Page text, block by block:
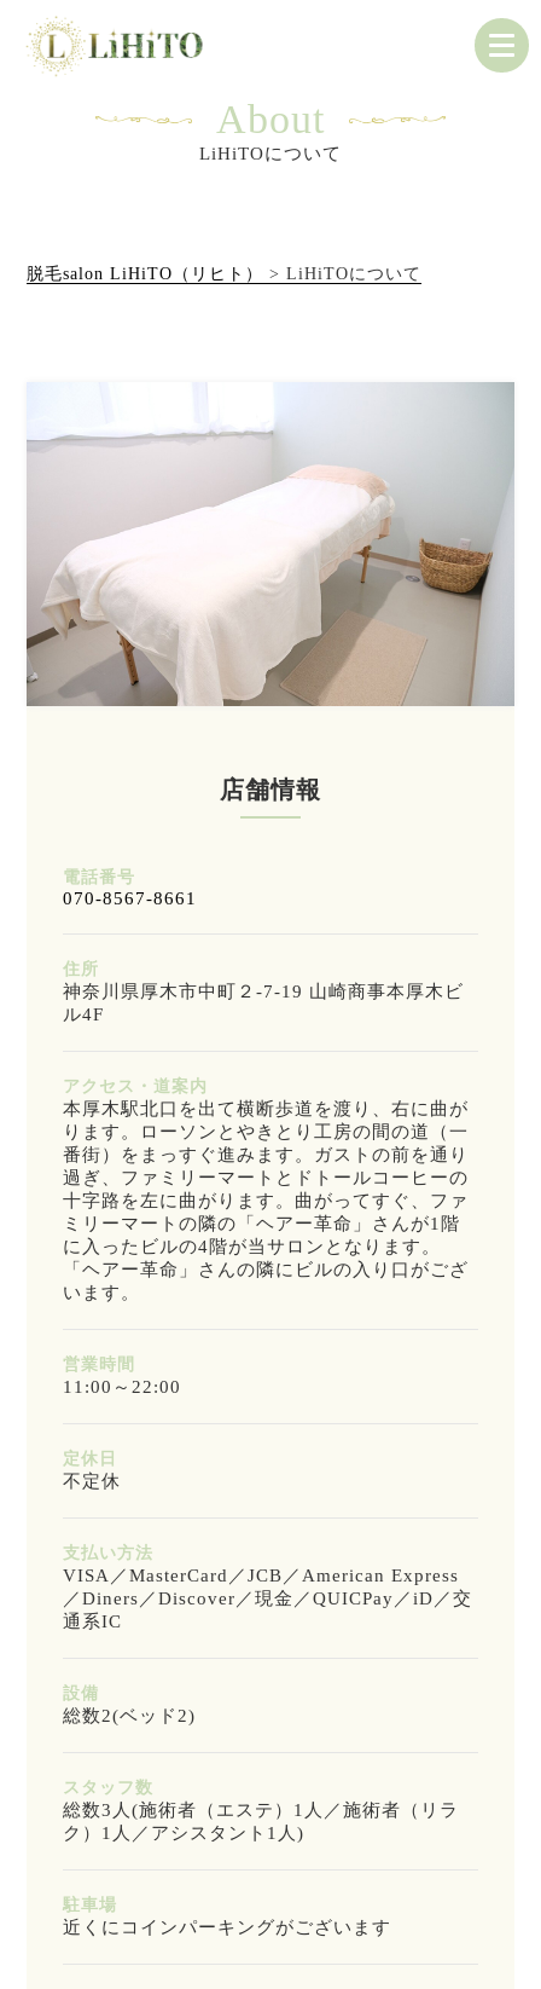
About
LiHiTOについて
脱毛salon LiHiTO（リヒト） >LiHiTOについて
店舗情報
電話番号
070-8567-8661
住所
神奈川県厚木市中町２-7-19 山崎商事本厚木ビ
ル4F
アクセス・道案内
本厚木駅北口を出て横断歩道を渡り、右に曲が
ります。ローソンとやきとり工房の間の道（一
番街）をまっすぐ進みます。ガストの前を通り
過ぎ、ファミリーマートとドトールコーヒーの
十字路を左に曲がります。曲がってすぐ、ファ
ミリーマートの隣の「ヘアー革命」さんが1階
に入ったビルの4階が当サロンとなります。
「ヘアー革命」さんの隣にビルの入り口がござ
います。
営業時間
11:00～22:00
定休日
不定休
支払い方法
VISA／MasterCard／JCB／American Express
／Diners／Discover／現金／QUICPay／iD／交
通系IC
設備
総数2(ベッド2)
スタッフ数
総数3人(施術者（エステ）1人／施術者（リラ
ク）1人／アシスタント1人)
駐車場
近くにコインパーキングがございます